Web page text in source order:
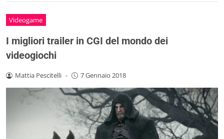
Videogame
I migliori trailer in CGI del mondo dei
videogiochi
Mattia Pescitelli - 7 Gennaio 2018